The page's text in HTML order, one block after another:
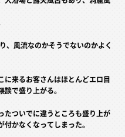
、風流なのかそうでないのかよく
に来るお客さんはほとんどエロ目
で盛り上がる。
たついでに違うところも盛り上が
かなくなってしまった。